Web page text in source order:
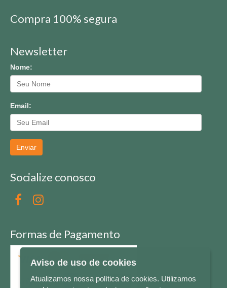
Compra 100% segura
Newsletter
Nome:
Email:
Enviar
Socialize conosco
Formas de Pagamento
Aviso de uso de cookies
Atualizamos nossa política de cookies. Utilizamos